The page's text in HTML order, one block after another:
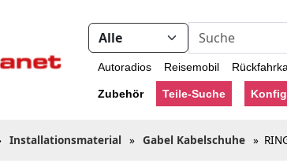
Autoradios Reisemobil
Zubehör Teile-Suche
Installationsmaterial » Gabel Kabelschuhe »